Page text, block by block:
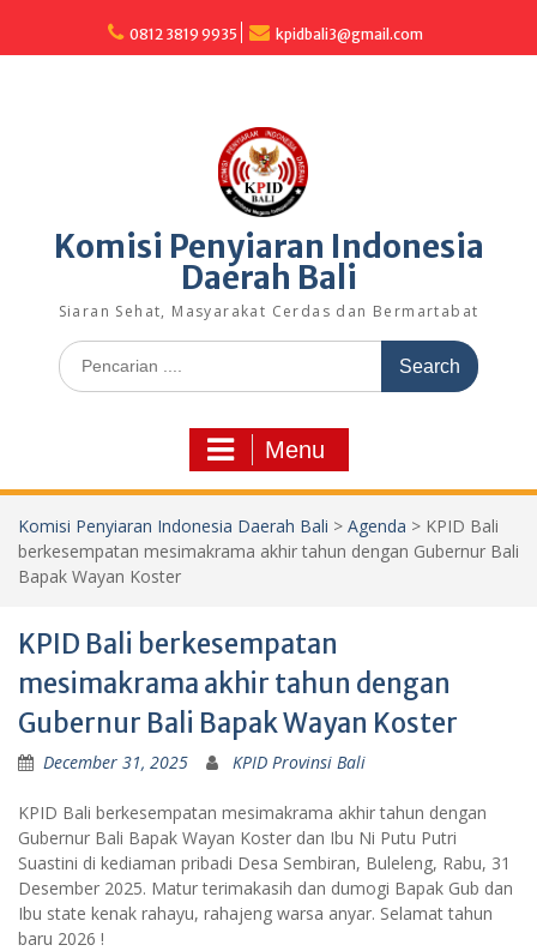
content
0812 3819 9935 kpidbali3@gmail.com
Komisi Penyiaran Indonesia
Daerah Bali
Siaran Sehat, Masyarakat Cerdas dan Bermartabat
Search
for:
Menu
Komisi Penyiaran Indonesia Daerah Bali > Agenda > KPID Bali
berkesempatan mesimakrama akhir tahun dengan Gubernur Bali
Bapak Wayan Koster
KPID Bali berkesempatan
mesimakrama akhir tahun dengan
Gubernur Bali Bapak Wayan Koster
December 31, 2025 KPID Provinsi Bali
KPID Bali berkesempatan mesimakrama akhir tahun dengan
Gubernur Bali Bapak Wayan Koster dan Ibu Ni Putu Putri
Suastini di kediaman pribadi Desa Sembiran, Buleleng, Rabu, 31
Desember 2025. Matur terimakasih dan dumogi Bapak Gub dan
Ibu state kenak rahayu, rahajeng warsa anyar. Selamat tahun
baru 2026 !